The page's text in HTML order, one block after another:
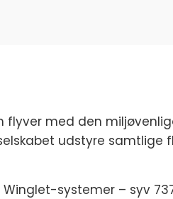
flyver med den
udstyre samtlige
Winglet-systemer – syv